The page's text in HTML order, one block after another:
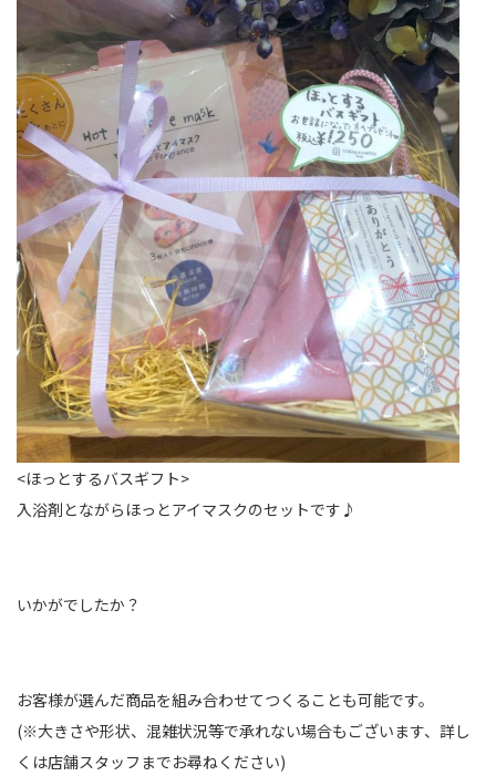
<ほっとするバスギフト>
入浴剤とながらほっとアイマスクのセットです♪
いかがでしたか？
お客様が選んだ商品を組み合わせてつくることも可能です。
(※大きさや形状、混雑状況等で承れない場合もございます、詳し
くは店舗スタッフまでお尋ねください)